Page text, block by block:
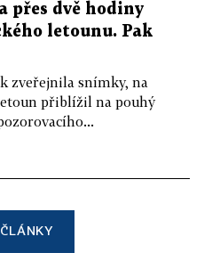
přes dvě hodiny
letounu. Pak
zveřejnila snímky, na
přiblížil na pouhý